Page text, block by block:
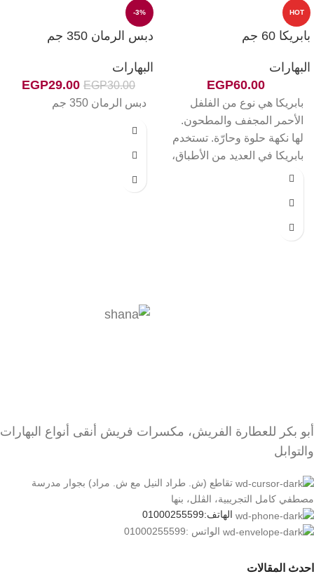
HOT
بابريكا 60 جم
البهارات
EGP60.00
بابريكا هي نوع من الفلفل
الأحمر المجفف والمطحون.
لها نكهة حلوة وحارّة. تستخدم
بابريكا في العديد من الأطباق،
مثل الحساء واليخنة
والدجاج والأسماك والبيض
والسلطات والخضروات. كما
تُعد بابريكا من التوابل الصحية،
حيث تحتوي على مضادات
الأكسدة التي تساعد على
حماية الجسم من الأمراض.
كما تحتوي على فيتامين سي،
الذي يعزز جهاز المناعة.
إذا كنت تبحث عن توابل صحية
المثالي لك.
-3%
دبس الرمان 350 جم
البهارات
EGP30.00
EGP29.00
دبس الرمان 350 جم
أبو بكر للعطارة الفريش، مكسرات فريش أنقى أنواع البهارات
والتوابل
تقاطع (ش. طراد النيل مع ش. مراد) بجوار مدرسة
مصطفي كامل التجريبية، الڤلل، بنها
الهاتف:01000255599
الواتس :01000255599
احدث المقالات